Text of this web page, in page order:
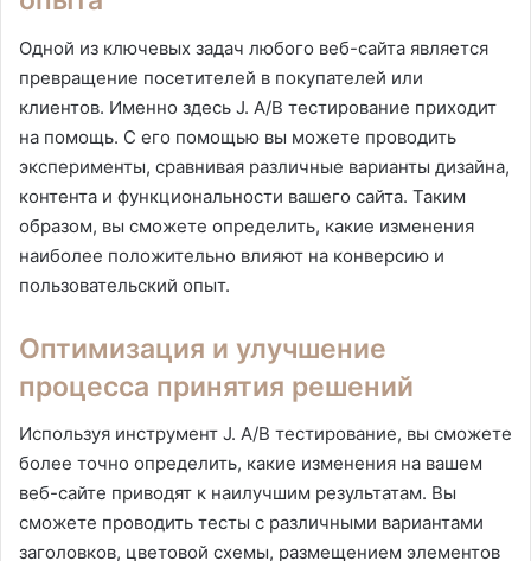
Одной из ключевых задач любого веб-сайта является
превращение посетителей в покупателей или
клиентов. Именно здесь J. A/B тестирование приходит
на помощь. С его помощью вы можете проводить
эксперименты, сравнивая различные варианты дизайна,
контента и функциональности вашего сайта. Таким
образом, вы сможете определить, какие изменения
наиболее положительно влияют на конверсию и
пользовательский опыт.
Оптимизация и улучшение
процесса принятия решений
Используя инструмент J. A/B тестирование, вы сможете
более точно определить, какие изменения на вашем
веб-сайте приводят к наилучшим результатам. Вы
сможете проводить тесты с различными вариантами
заголовков, цветовой схемы, размещением элементов